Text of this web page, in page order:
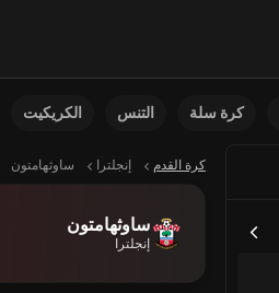
كرة سلة التنس الكريكيت
كرة القدم إنجلترا ساوثهامتون
ساوثهامتون
إنجلترا